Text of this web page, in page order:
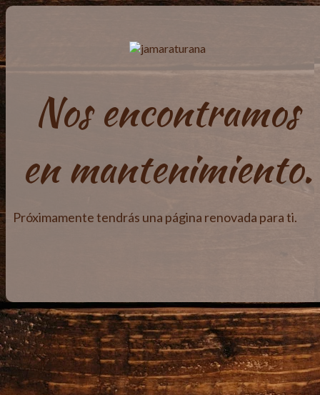
Nos encontramos
en mantenimiento.
Próximamente tendrás una página renovada para ti.